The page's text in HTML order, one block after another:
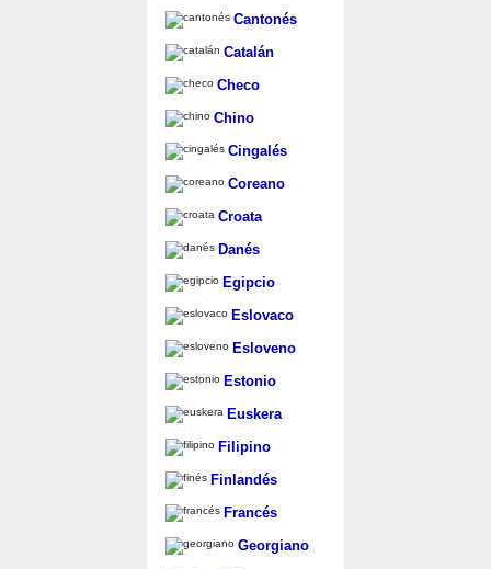
Cantonés
Catalán
Checo
Chino
Cingalés
Coreano
Croata
Danés
Egipcio
Eslovaco
Esloveno
Estonio
Euskera
Filipino
Finlandés
Francés
Georgiano